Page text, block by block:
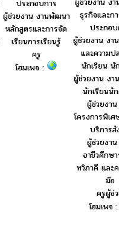
ประกอบการ
ผู้ช่วยงาน งานพัฒนา
หลักสูตรและการจัด
เรียนการเรียนรู้
ครู
โฮมเพจ :
ธุรกิจและก
ประกอ
ผู้ช่วยงาน งา
และความ
นักเรียน นั
ผู้ช่วยงาน งา
นักเรียนนั
ผู้ช่วยงา
โครงการพิเศ
บริการ
ผู้ช่วยงา
อาชีวศึกษ
ทวิภาคี และ
มือ
ครูผู้ช่
โฮมเพจ